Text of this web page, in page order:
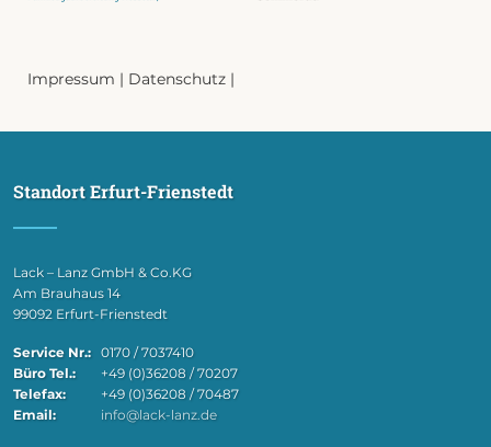
Impressum | Datenschutz |
Standort Erfurt-Frienstedt
Lack – Lanz GmbH & Co.KG
Am Brauhaus 14
99092 Erfurt-Frienstedt
Service Nr.: 0170 / 7037410
Büro Tel.:
+49 (0)36208 / 70207
Telefax:
+49 (0)36208 / 70487
Email:
info@lack-lanz.de